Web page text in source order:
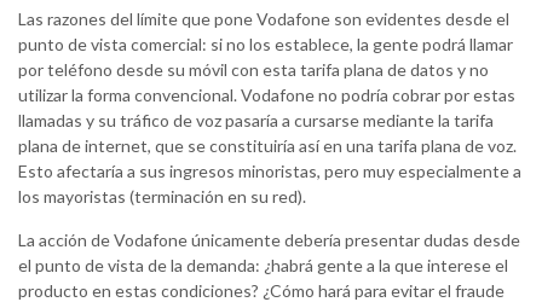
Las razones del límite que pone Vodafone son evidentes desde el
punto de vista comercial: si no los establece, la gente podrá llamar
por teléfono desde su móvil con esta tarifa plana de datos y no
utilizar la forma convencional. Vodafone no podría cobrar por estas
llamadas y su tráfico de voz pasaría a cursarse mediante la tarifa
plana de internet, que se constituiría así en una tarifa plana de voz.
Esto afectaría a sus ingresos minoristas, pero muy especialmente a
los mayoristas (terminación en su red).
La acción de Vodafone únicamente debería presentar dudas desde
el punto de vista de la demanda: ¿habrá gente a la que interese el
producto en estas condiciones? ¿Cómo hará para evitar el fraude